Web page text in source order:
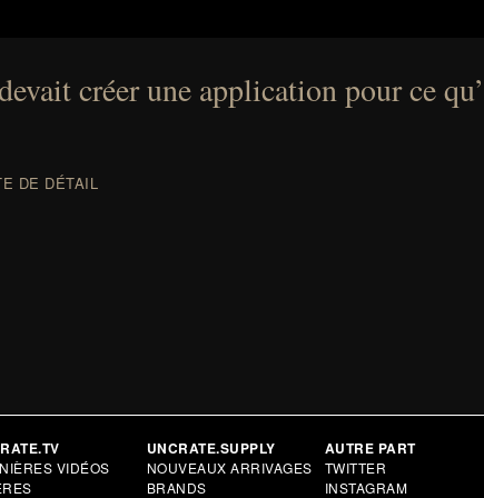
créer une application pour ce
DE DÉTAIL
VIDÉOS
UNCRATE.SUPPLY
NOUVEAUX ARRIVAGES
BRANDS
AUTRE PART
TWITTER
INSTAGRAM